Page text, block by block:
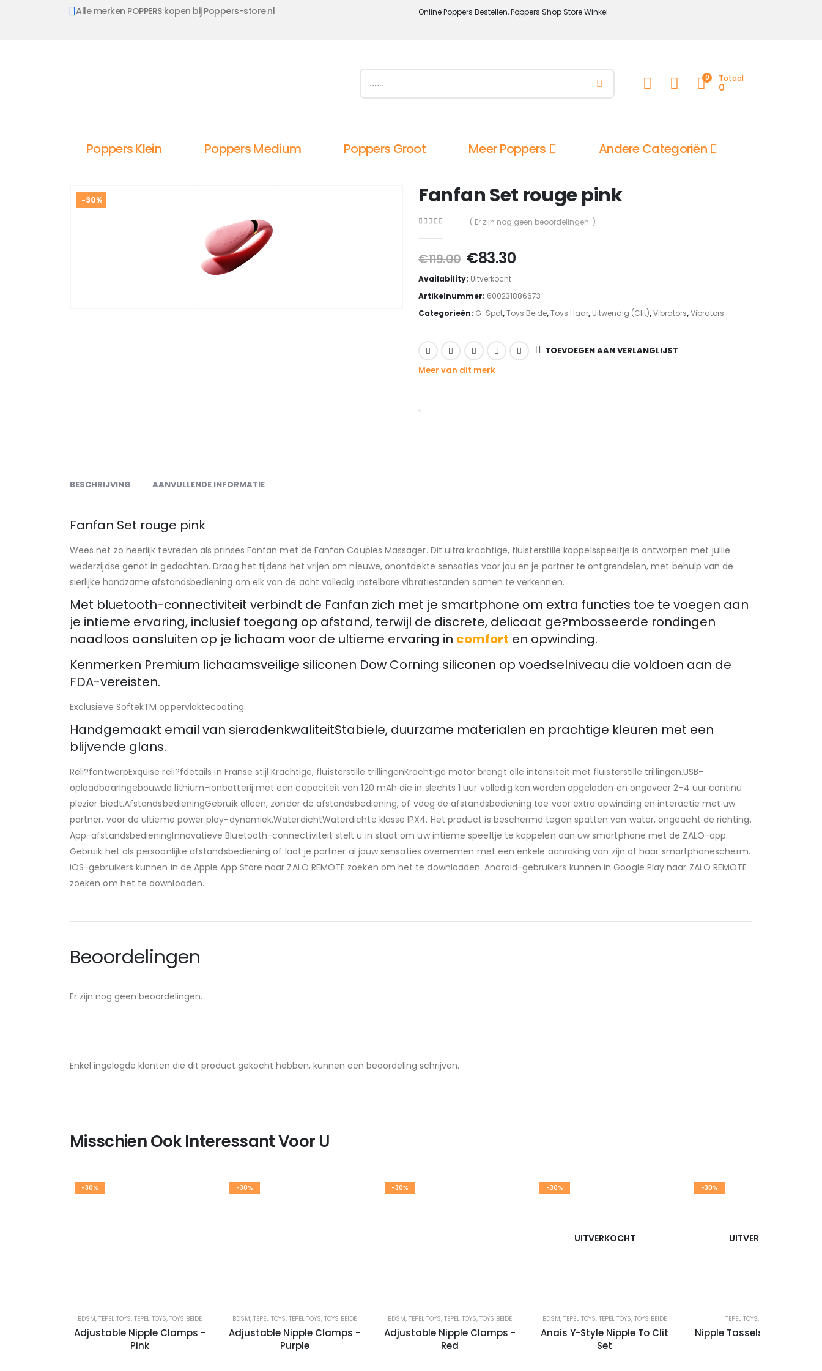
Alle merken POPPERS kopen bij Poppers-store.nl Online Poppers Bestellen, Poppers Shop Store Winkel.
0 Totaal
0
Poppers Klein Poppers Medium Poppers Groot Meer Poppers Andere Categoriën
-30% Fanfan Set rouge pink
( Er zijn nog geen beoordelingen. )
€119.00 Oorspronkelijke
prijs
was:
€119.00.
€83.30Huidige
€83.30.
Availability: Uitverkocht
Artikelnummer: 600231886673
Categorieën: G-Spot,Toys Beide,Toys Haar, Uitwendig (Clit),Vibrators,Vibrators
TOEVOEGEN AAN VERLANGLIJST
Meer van dit merk
BESCHRIJVING AANVULLENDE INFORMATIE
Fanfan Set rouge pink
Wees net zo heerlijk tevreden als prinses Fanfan met de Fanfan Couples Massager. Dit ultra krachtige, fluisterstille koppelsspeeltje is ontworpen met jullie
wederzijdse genot in gedachten. Draag het tijdens het vrijen om nieuwe, onontdekte sensaties voor jou en je partner te ontgrendelen, met behulp van de
sierlijke handzame afstandsbediening om elk van de acht volledig instelbare vibratiestanden samen te verkennen.
Met bluetooth-connectiviteit verbindt de Fanfan zich met je smartphone om extra functies toe te voegen aan
je intieme ervaring, inclusief toegang op afstand, terwijl de discrete, delicaat ge?mbosseerde rondingen
naadloos aansluiten op je lichaam voor de ultieme ervaring in comfort en opwinding.
Kenmerken Premium lichaamsveilige siliconen Dow Corning siliconen op voedselniveau die voldoen aan de
FDA-vereisten.
Exclusieve SoftekTM oppervlaktecoating.
Handgemaakt email van sieradenkwaliteitStabiele, duurzame materialen en prachtige kleuren met een
blijvende glans.
Reli?fontwerpExquise reli?fdetails in Franse stijl.Krachtige, fluisterstille trillingenKrachtige motor brengt alle intensiteit met fluisterstille trillingen.USB-
oplaadbaarIngebouwde lithium-ionbatterij met een capaciteit van 120 mAh die in slechts 1 uur volledig kan worden opgeladen en ongeveer 2-4 uur continu
plezier biedt.AfstandsbedieningGebruik alleen, zonder de afstandsbediening, of voeg de afstandsbediening toe voor extra opwinding en interactie met uw
partner, voor de ultieme power play-dynamiek.WaterdichtWaterdichte klasse IPX4. Het product is beschermd tegen spatten van water, ongeacht de richting.
App-afstandsbedieningInnovatieve Bluetooth-connectiviteit stelt u in staat om uw intieme speeltje te koppelen aan uw smartphone met de ZALO-app.
Gebruik het als persoonlijke afstandsbediening of laat je partner al jouw sensaties overnemen met een enkele aanraking van zijn of haar smartphonescherm.
iOS-gebruikers kunnen in de Apple App Store naar ZALO REMOTE zoeken om het te downloaden. Android-gebruikers kunnen in Google Play naar ZALO REMOTE
zoeken om het te downloaden.
Beoordelingen
Er zijn nog geen beoordelingen.
Enkel ingelogde klanten die dit product gekocht hebben, kunnen een beoordeling schrijven.
Misschien Ook Interessant Voor U
-30%
BDSM,TEPEL TOYS,TEPEL TOYS,TOYS BEIDE
Adjustable Nipple Clamps -
Pink
-30%
BDSM,TEPEL TOYS,TEPEL TOYS,TOYS BEIDE
Adjustable Nipple Clamps -
Purple
-30%
BDSM, TEPEL TOYS, TEPEL TOYS, TOYS BEIDE
Adjustable Nipple Clamps -
Red
-30%
UITVERKOCHT
BDSM,TEPEL TOYS,TEPEL TOYS,TOYS BEIDE
Anais Y-Style Nipple To Clit
Set
-30%
UITVERKOCHT
TEPEL TOYS,
Nipple Tassels Round